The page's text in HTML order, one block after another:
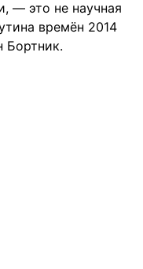
— это не научная
времён 2014
Бортник.